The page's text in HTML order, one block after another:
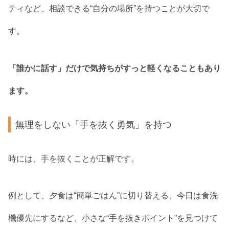
ティなど、相談できる“自分の場所”を持つことが大切で
す。
「誰かに話す」だけで気持ちがすっと軽くなることもあり
ます。
無理をしない「手を抜く勇気」を持つ
時には、手を抜くことが正解です。
例として、夕食は“簡単ごはん”に切り替える、今日は食洗
機優先にするなど、小さな“手を抜きポイント”を見つけて